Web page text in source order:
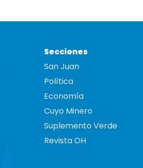
Secciones
San Juan
Política
Economía
Cuyo Minero
Suplemento Verde
Revista OH